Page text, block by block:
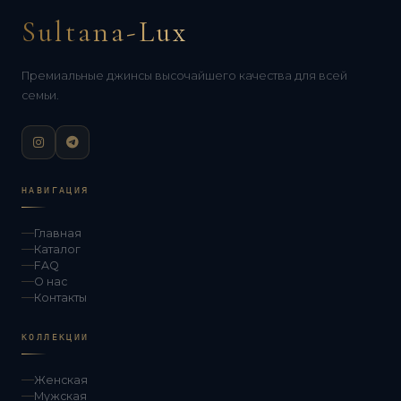
Sultana-Lux
Премиальные джинсы высочайшего качества для всей
семьи.
НАВИГАЦИЯ
Главная
Каталог
FAQ
О нас
Контакты
КОЛЛЕКЦИИ
Женская
Мужская